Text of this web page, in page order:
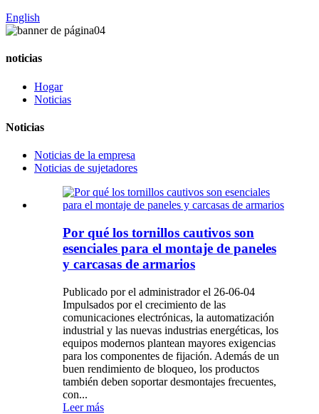
English
noticias
Hogar
Noticias
Noticias
Noticias de la empresa
Noticias de sujetadores
Por qué los tornillos cautivos son
esenciales para el montaje de paneles
y carcasas de armarios
Publicado por el administrador el 26-06-04
Impulsados ​​por el crecimiento de las
comunicaciones electrónicas, la automatización
industrial y las nuevas industrias energéticas, los
equipos modernos plantean mayores exigencias
para los componentes de fijación. Además de un
buen rendimiento de bloqueo, los productos
también deben soportar desmontajes frecuentes,
con...
Leer más